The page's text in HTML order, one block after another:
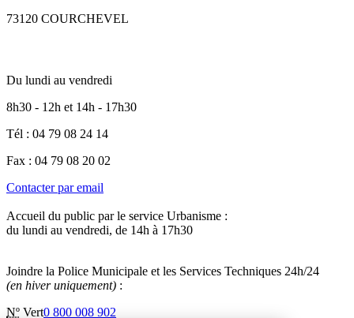
73120 COURCHEVEL
Du lundi au vendredi
8h30 - 12h et 14h - 17h30
Tél : 04 79 08 24 14
Fax : 04 79 08 20 02
Contacter par email
Accueil du public par le service Urbanisme :
du lundi au vendredi, de 14h à 17h30
Joindre la Police Municipale et les Services Techniques 24h/24
(en hiver uniquement) :
Nº Vert0 800 008 902